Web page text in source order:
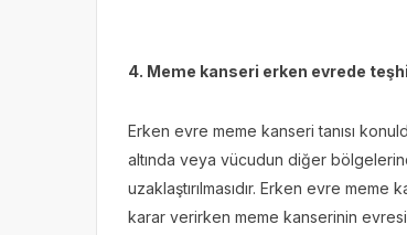
4. Meme kanseri erken evrede
Erken evre meme kanseri tanısı
altında veya vücudun diğer
uzaklaştırılmasıdır. Erken evre
karar verirken meme kanserinin